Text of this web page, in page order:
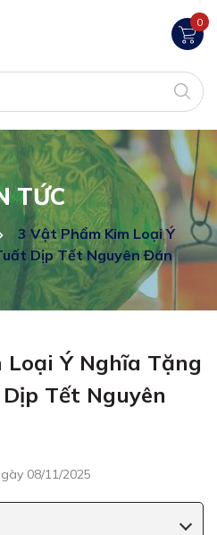
0
TỨC
3 Vật Phẩm Kim Loại Ý
Dịp Tết Nguyên Đán
Ý Nghĩa Tặng
Tết Nguyên
08/11/2025